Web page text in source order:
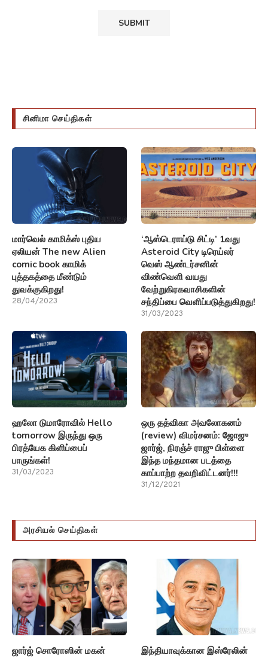
சினிமா செய்திகள்
மார்வெல் காமிக்ஸ் புதிய
ஏலியன் The new Alien
comic book காமிக்
புத்தகத்தை மீண்டும்
துவக்குகிறது!
28/04/2023
‘ஆஸ்டெராய்டு சிட்டி’ 1வது
Asteroid City டிரெய்லர்
வெஸ் ஆண்டர்சனின்
விண்வெளி வயது
வேற்றுகிரகவாசிகளின்
சந்திப்பை வெளிப்படுத்துகிறது!
31/03/2023
ஹலோ டுமாரோவில் Hello
tomorrow இருந்து ஒரு
பிரத்யேக கிளிப்பைப்
பாருங்கள்!
31/03/2023
ஒரு தத்விகா அவலோகனம்
(review) விமர்சனம்: ஜோஜு
ஜார்ஜ், நிரஞ்ச் ராஜு பிள்ளை
இந்த மந்தமான படத்தை
காப்பாற்ற தவறிவிட்டனர்!!!
31/12/2021
அரசியல் செய்திகள்
ஜார்ஜ் சொரோஸின் மகன்
இந்தியாவுக்கான இஸ்ரேலின்